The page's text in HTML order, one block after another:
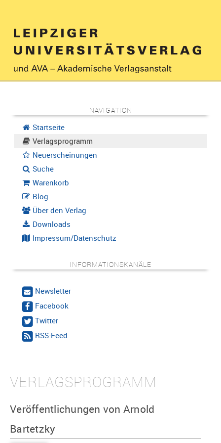
NAVIGATION
Startseite
Verlagsprogramm
Neuerscheinungen
Suche
Warenkorb
Blog
Über den Verlag
Downloads
Impressum/Datenschutz
INFORMATIONSKANÄLE
Newsletter
Facebook
Twitter
RSS-Feed
VERLAGSPROGRAMM
Veröffentlichungen von Arnold
Bartetzky